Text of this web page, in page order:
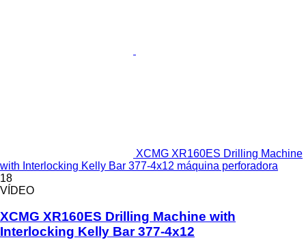
XCMG XR160ES Drilling Machine
with Interlocking Kelly Bar 377-4x12 máquina perforadora
18
VÍDEO
XCMG XR160ES Drilling Machine with
Interlocking Kelly Bar 377-4x12